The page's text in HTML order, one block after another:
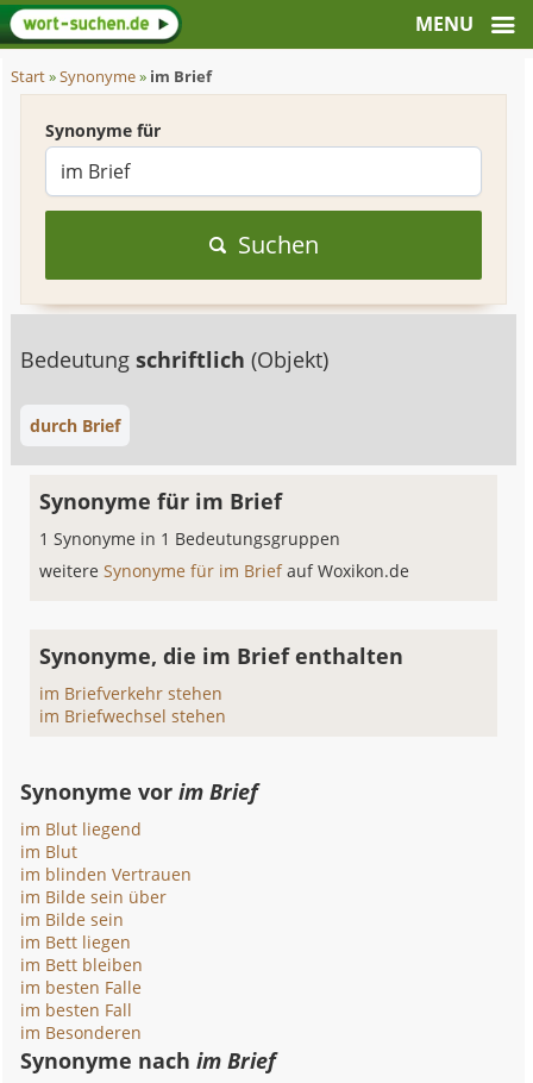
Start»Synonyme» im Brief
Synonyme für
Suchen
Bedeutungschriftlich(Objekt)
durch Brief
Synonyme für im Brief
1 Synonyme in 1 Bedeutungsgruppen
weitereSynonyme für im Briefauf Woxikon.de
Synonyme, die im Brief enthalten
im Briefverkehr stehen
im Briefwechsel stehen
Synonyme vorim Brief
im Blut liegend
im Blut
im blinden Vertrauen
im Bilde sein über
im Bilde sein
im Bett liegen
im Bett bleiben
im besten Falle
im besten Fall
im Besonderen
Synonyme nachim Brief